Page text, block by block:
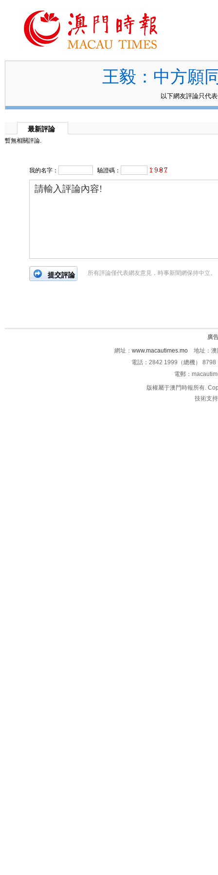
王毅：中方願
以下網友評論只代
最新評論
暫無相關評論.
我的名字： 驗證碼：
所有評論僅代表網友意見，時事新聞網保持中立。
廣
網址： www.macautimes.mo 地址：澳
電話：2842 1999（總機）
電郵：
版權屬于澳門時報所有.
技術支